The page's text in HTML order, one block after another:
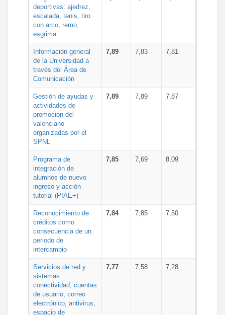
deportivas: ajedrez,
escalada, tenis, tiro
con arco, remo,
esgrima...
Información general
de la Universidad a
través del Área de
Comunicación
7,89 7,83 7,81
Gestión de ayudas y
actividades de
promoción del
valenciano
organizadas por el
SPNL
7,89 7,89 7,87
Programa de
integración de
alumnos de nuevo
ingreso y acción
tutorial (PIAE+)
7,85 7,69 8,09
Reconocimiento de
créditos como
consecuencia de un
periodo de
intercambio
7,84 7,85 7,50
Servicios de red y
sistemas:
conectividad, cuentas
de usuario, correo
electrónico, antivirus,
espacio de
7,77 7,58 7,28